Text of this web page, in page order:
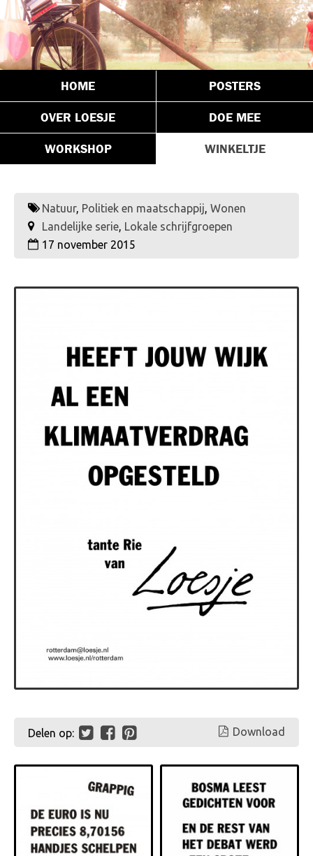
HOME POSTERS
OVER LOESJE DOE MEE
WORKSHOP WINKELTJE
Natuur, Politiek en maatschappij, Wonen
Landelijke serie, Lokale schrijfgroepen
17 november 2015
Delen op: Download